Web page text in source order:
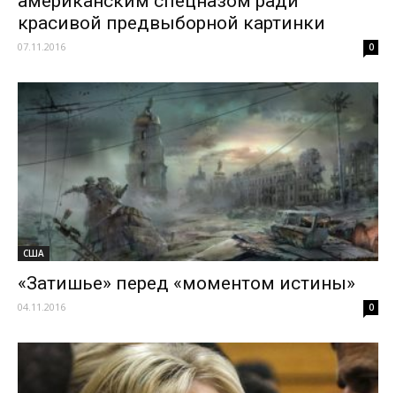
красивой предвыборной картинки
07.11.2016 0
США
«Затишье» перед «моментом истины»
04.11.2016 0